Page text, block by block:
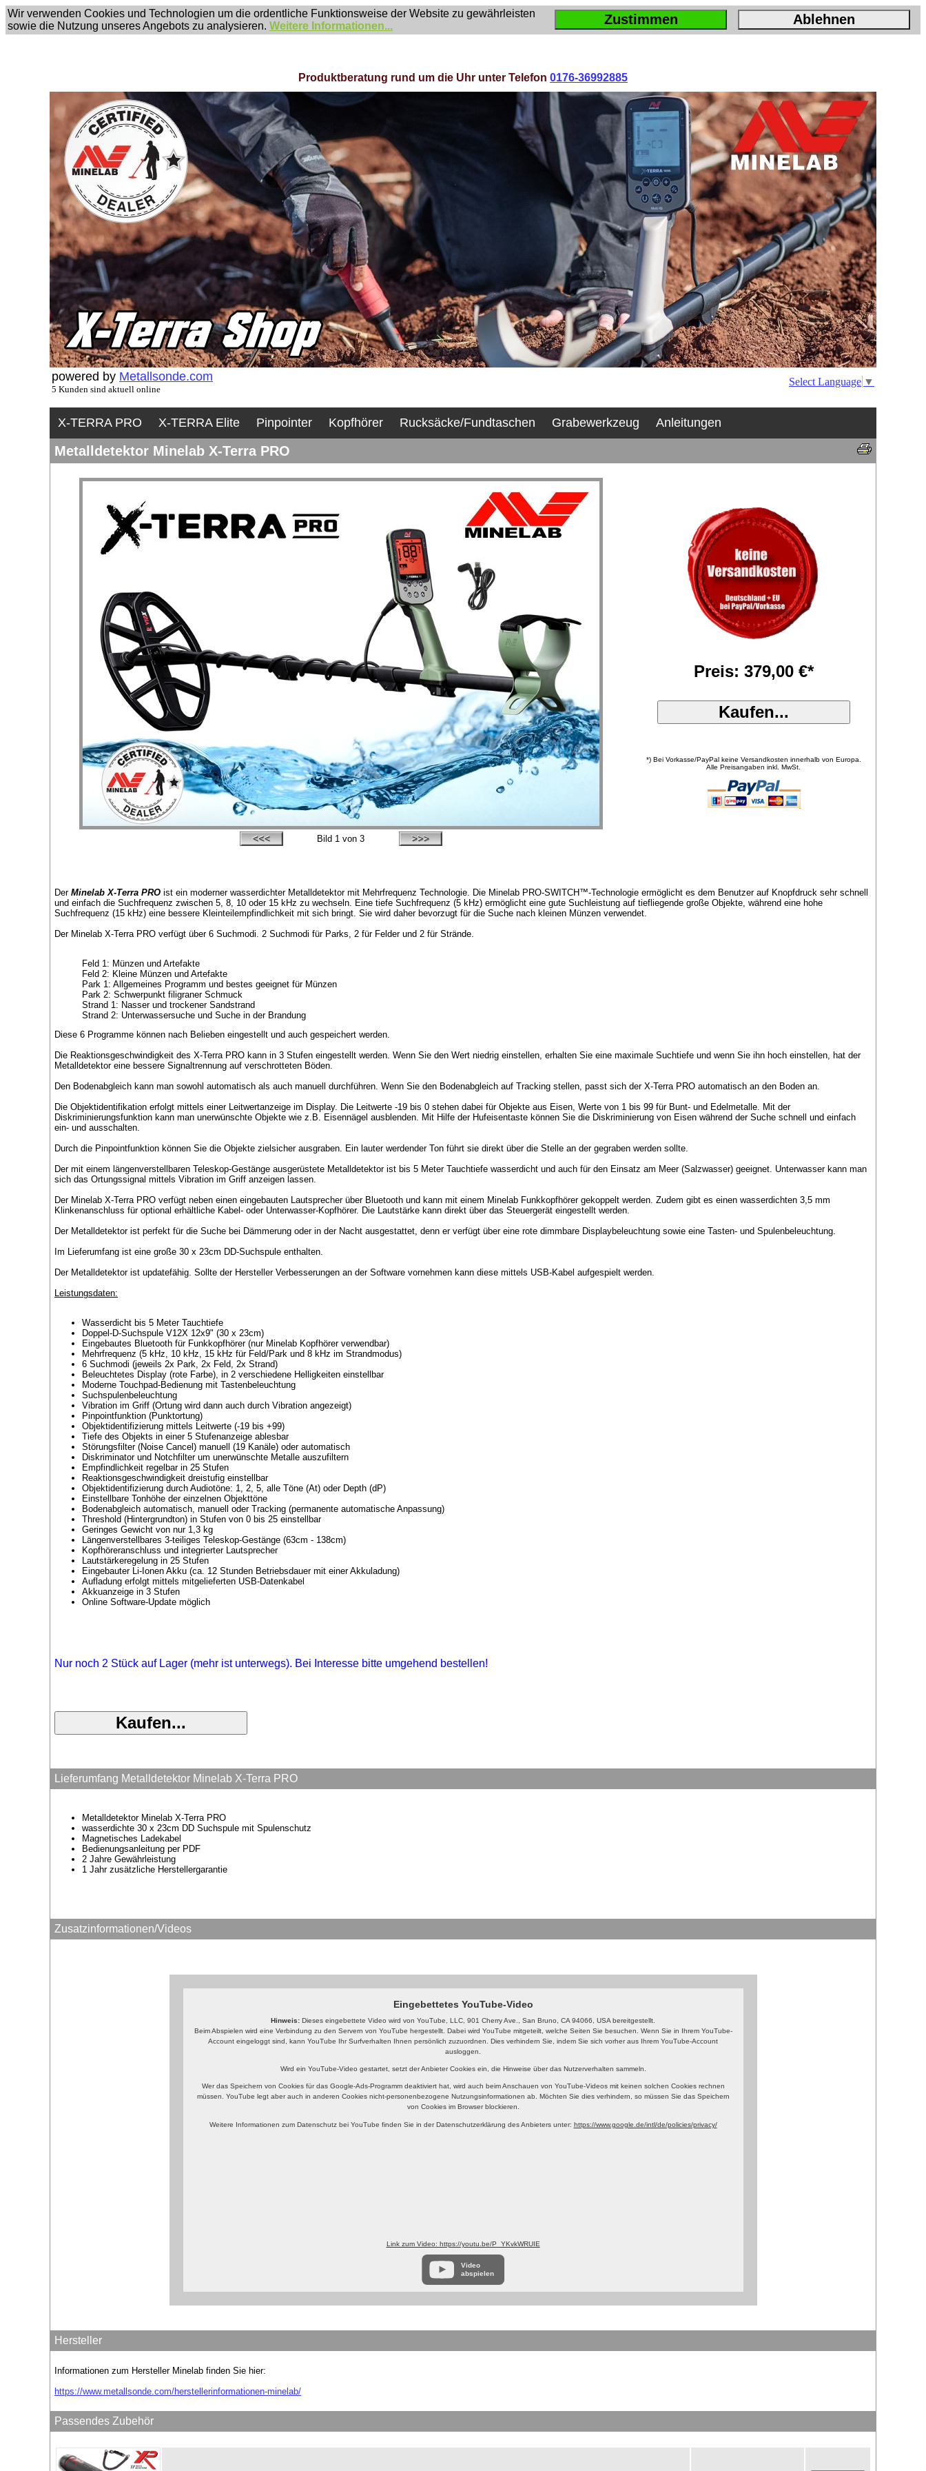
Wir verwenden Cookies und Technologien um die ordentliche Funktionsweise der Website zu gewährleisten
sowie die Nutzung unseres Angebots zu analysieren. Weitere Informationen... Zustimmen Ablehnen
Produktberatung rund um die Uhr unter Telefon 0176-36992885
powered by Metallsonde.com
5 Kunden sind aktuell online
Select Language ▼
X-TERRA PRO X-TERRA Elite Pinpointer Kopfhörer Rucksäcke/Fundtaschen Grabewerkzeug Anleitungen
Metalldetektor Minelab X-Terra PRO
Bild 1 von 3
Preis: 379,00 €*
*) Bei Vorkasse/PayPal keine Versandkosten innerhalb von Europa.
Alle Preisangaben inkl. MwSt.
Der Minelab X-Terra PRO ist ein moderner wasserdichter Metalldetektor mit Mehrfrequenz Technologie. Die Minelab PRO-SWITCH™-Technologie ermöglicht es dem Benutzer auf Knopfdruck sehr schnell
und einfach die Suchfrequenz zwischen 5, 8, 10 oder 15 kHz zu wechseln. Eine tiefe Suchfrequenz (5 kHz) ermöglicht eine gute Suchleistung auf tiefliegende große Objekte, während eine hohe
Suchfrequenz (15 kHz) eine bessere Kleinteilempfindlichkeit mit sich bringt. Sie wird daher bevorzugt für die Suche nach kleinen Münzen verwendet.
Der Minelab X-Terra PRO verfügt über 6 Suchmodi. 2 Suchmodi für Parks, 2 für Felder und 2 für Strände.
Feld 1: Münzen und Artefakte
Feld 2: Kleine Münzen und Artefakte
Park 1: Allgemeines Programm und bestes geeignet für Münzen
Park 2: Schwerpunkt filigraner Schmuck
Strand 1: Nasser und trockener Sandstrand
Strand 2: Unterwassersuche und Suche in der Brandung
Diese 6 Programme können nach Belieben eingestellt und auch gespeichert werden.
Die Reaktionsgeschwindigkeit des X-Terra PRO kann in 3 Stufen eingestellt werden. Wenn Sie den Wert niedrig einstellen, erhalten Sie eine maximale Suchtiefe und wenn Sie ihn hoch einstellen, hat der
Metalldetektor eine bessere Signaltrennung auf verschrotteten Böden.
Den Bodenabgleich kann man sowohl automatisch als auch manuell durchführen. Wenn Sie den Bodenabgleich auf Tracking stellen, passt sich der X-Terra PRO automatisch an den Boden an.
Die Objektidentifikation erfolgt mittels einer Leitwertanzeige im Display. Die Leitwerte -19 bis 0 stehen dabei für Objekte aus Eisen, Werte von 1 bis 99 für Bunt- und Edelmetalle. Mit der
Diskriminierungsfunktion kann man unerwünschte Objekte wie z.B. Eisennägel ausblenden. Mit Hilfe der Hufeisentaste können Sie die Diskriminierung von Eisen während der Suche schnell und einfach
ein- und ausschalten.
Durch die Pinpointfunktion können Sie die Objekte zielsicher ausgraben. Ein lauter werdender Ton führt sie direkt über die Stelle an der gegraben werden sollte.
Der mit einem längenverstellbaren Teleskop-Gestänge ausgerüstete Metalldetektor ist bis 5 Meter Tauchtiefe wasserdicht und auch für den Einsatz am Meer (Salzwasser) geeignet. Unterwasser kann man
sich das Ortungssignal mittels Vibration im Griff anzeigen lassen.
Der Minelab X-Terra PRO verfügt neben einen eingebauten Lautsprecher über Bluetooth und kann mit einem Minelab Funkkopfhörer gekoppelt werden. Zudem gibt es einen wasserdichten 3,5 mm
Klinkenanschluss für optional erhältliche Kabel- oder Unterwasser-Kopfhörer. Die Lautstärke kann direkt über das Steuergerät eingestellt werden.
Der Metalldetektor ist perfekt für die Suche bei Dämmerung oder in der Nacht ausgestattet, denn er verfügt über eine rote dimmbare Displaybeleuchtung sowie eine Tasten- und Spulenbeleuchtung.
Im Lieferumfang ist eine große 30 x 23cm DD-Suchspule enthalten.
Der Metalldetektor ist updatefähig. Sollte der Hersteller Verbesserungen an der Software vornehmen kann diese mittels USB-Kabel aufgespielt werden.
Leistungsdaten:
Wasserdicht bis 5 Meter Tauchtiefe
Doppel-D-Suchspule V12X 12x9" (30 x 23cm)
Eingebautes Bluetooth für Funkkopfhörer (nur Minelab Kopfhörer verwendbar)
Mehrfrequenz (5 kHz, 10 kHz, 15 kHz für Feld/Park und 8 kHz im Strandmodus)
6 Suchmodi (jeweils 2x Park, 2x Feld, 2x Strand)
Beleuchtetes Display (rote Farbe), in 2 verschiedene Helligkeiten einstellbar
Moderne Touchpad-Bedienung mit Tastenbeleuchtung
Suchspulenbeleuchtung
Vibration im Griff (Ortung wird dann auch durch Vibration angezeigt)
Pinpointfunktion (Punktortung)
Objektidentifizierung mittels Leitwerte (-19 bis +99)
Tiefe des Objekts in einer 5 Stufenanzeige ablesbar
Störungsfilter (Noise Cancel) manuell (19 Kanäle) oder automatisch
Diskriminator und Notchfilter um unerwünschte Metalle auszufiltern
Empfindlichkeit regelbar in 25 Stufen
Reaktionsgeschwindigkeit dreistufig einstellbar
Objektidentifizierung durch Audiotöne: 1, 2, 5, alle Töne (At) oder Depth (dP)
Einstellbare Tonhöhe der einzelnen Objekttöne
Bodenabgleich automatisch, manuell oder Tracking (permanente automatische Anpassung)
Threshold (Hintergrundton) in Stufen von 0 bis 25 einstellbar
Geringes Gewicht von nur 1,3 kg
Längenverstellbares 3-teiliges Teleskop-Gestänge (63cm - 138cm)
Kopfhöreranschluss und integrierter Lautsprecher
Lautstärkeregelung in 25 Stufen
Eingebauter Li-Ionen Akku (ca. 12 Stunden Betriebsdauer mit einer Akkuladung)
Aufladung erfolgt mittels mitgelieferten USB-Datenkabel
Akkuanzeige in 3 Stufen
Online Software-Update möglich
Nur noch 2 Stück auf Lager (mehr ist unterwegs). Bei Interesse bitte umgehend bestellen!
Lieferumfang Metalldetektor Minelab X-Terra PRO
Metalldetektor Minelab X-Terra PRO
wasserdichte 30 x 23cm DD Suchspule mit Spulenschutz
Magnetisches Ladekabel
Bedienungsanleitung per PDF
2 Jahre Gewährleistung
1 Jahr zusätzliche Herstellergarantie
Zusatzinformationen/Videos
Eingebettetes YouTube-Video
Hinweis: Dieses eingebettete Video wird von YouTube, LLC, 901 Cherry Ave., San Bruno, CA 94066, USA bereitgestellt.
Beim Abspielen wird eine Verbindung zu den Servern von YouTube hergestellt. Dabei wird YouTube mitgeteilt, welche Seiten Sie besuchen. Wenn Sie in Ihrem YouTube-
Account eingeloggt sind, kann YouTube Ihr Surfverhalten Ihnen persönlich zuzuordnen. Dies verhindern Sie, indem Sie sich vorher aus Ihrem YouTube-Account
ausloggen.
Wird ein YouTube-Video gestartet, setzt der Anbieter Cookies ein, die Hinweise über das Nutzerverhalten sammeln.
Wer das Speichern von Cookies für das Google-Ads-Programm deaktiviert hat, wird auch beim Anschauen von YouTube-Videos mit keinen solchen Cookies rechnen
müssen. YouTube legt aber auch in anderen Cookies nicht-personenbezogene Nutzungsinformationen ab. Möchten Sie dies verhindern, so müssen Sie das Speichern
von Cookies im Browser blockieren.
Weitere Informationen zum Datenschutz bei YouTube finden Sie in der Datenschutzerklärung des Anbieters unter: https://www.google.de/intl/de/policies/privacy/
Link zum Video: https://youtu.be/P_YKvkWRUIE
Video
abspielen
Hersteller
Informationen zum Hersteller Minelab finden Sie hier:
https://www.metallsonde.com/herstellerinformationen-minelab/
Passendes Zubehör